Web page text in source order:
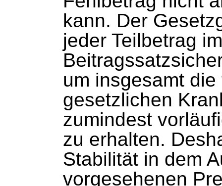
kann. Der
jeder Teilbetrag im
um insgesamt
gesetzlichen
zumindest
zu erhalten.
Stabilität in dem
vorgesehenen